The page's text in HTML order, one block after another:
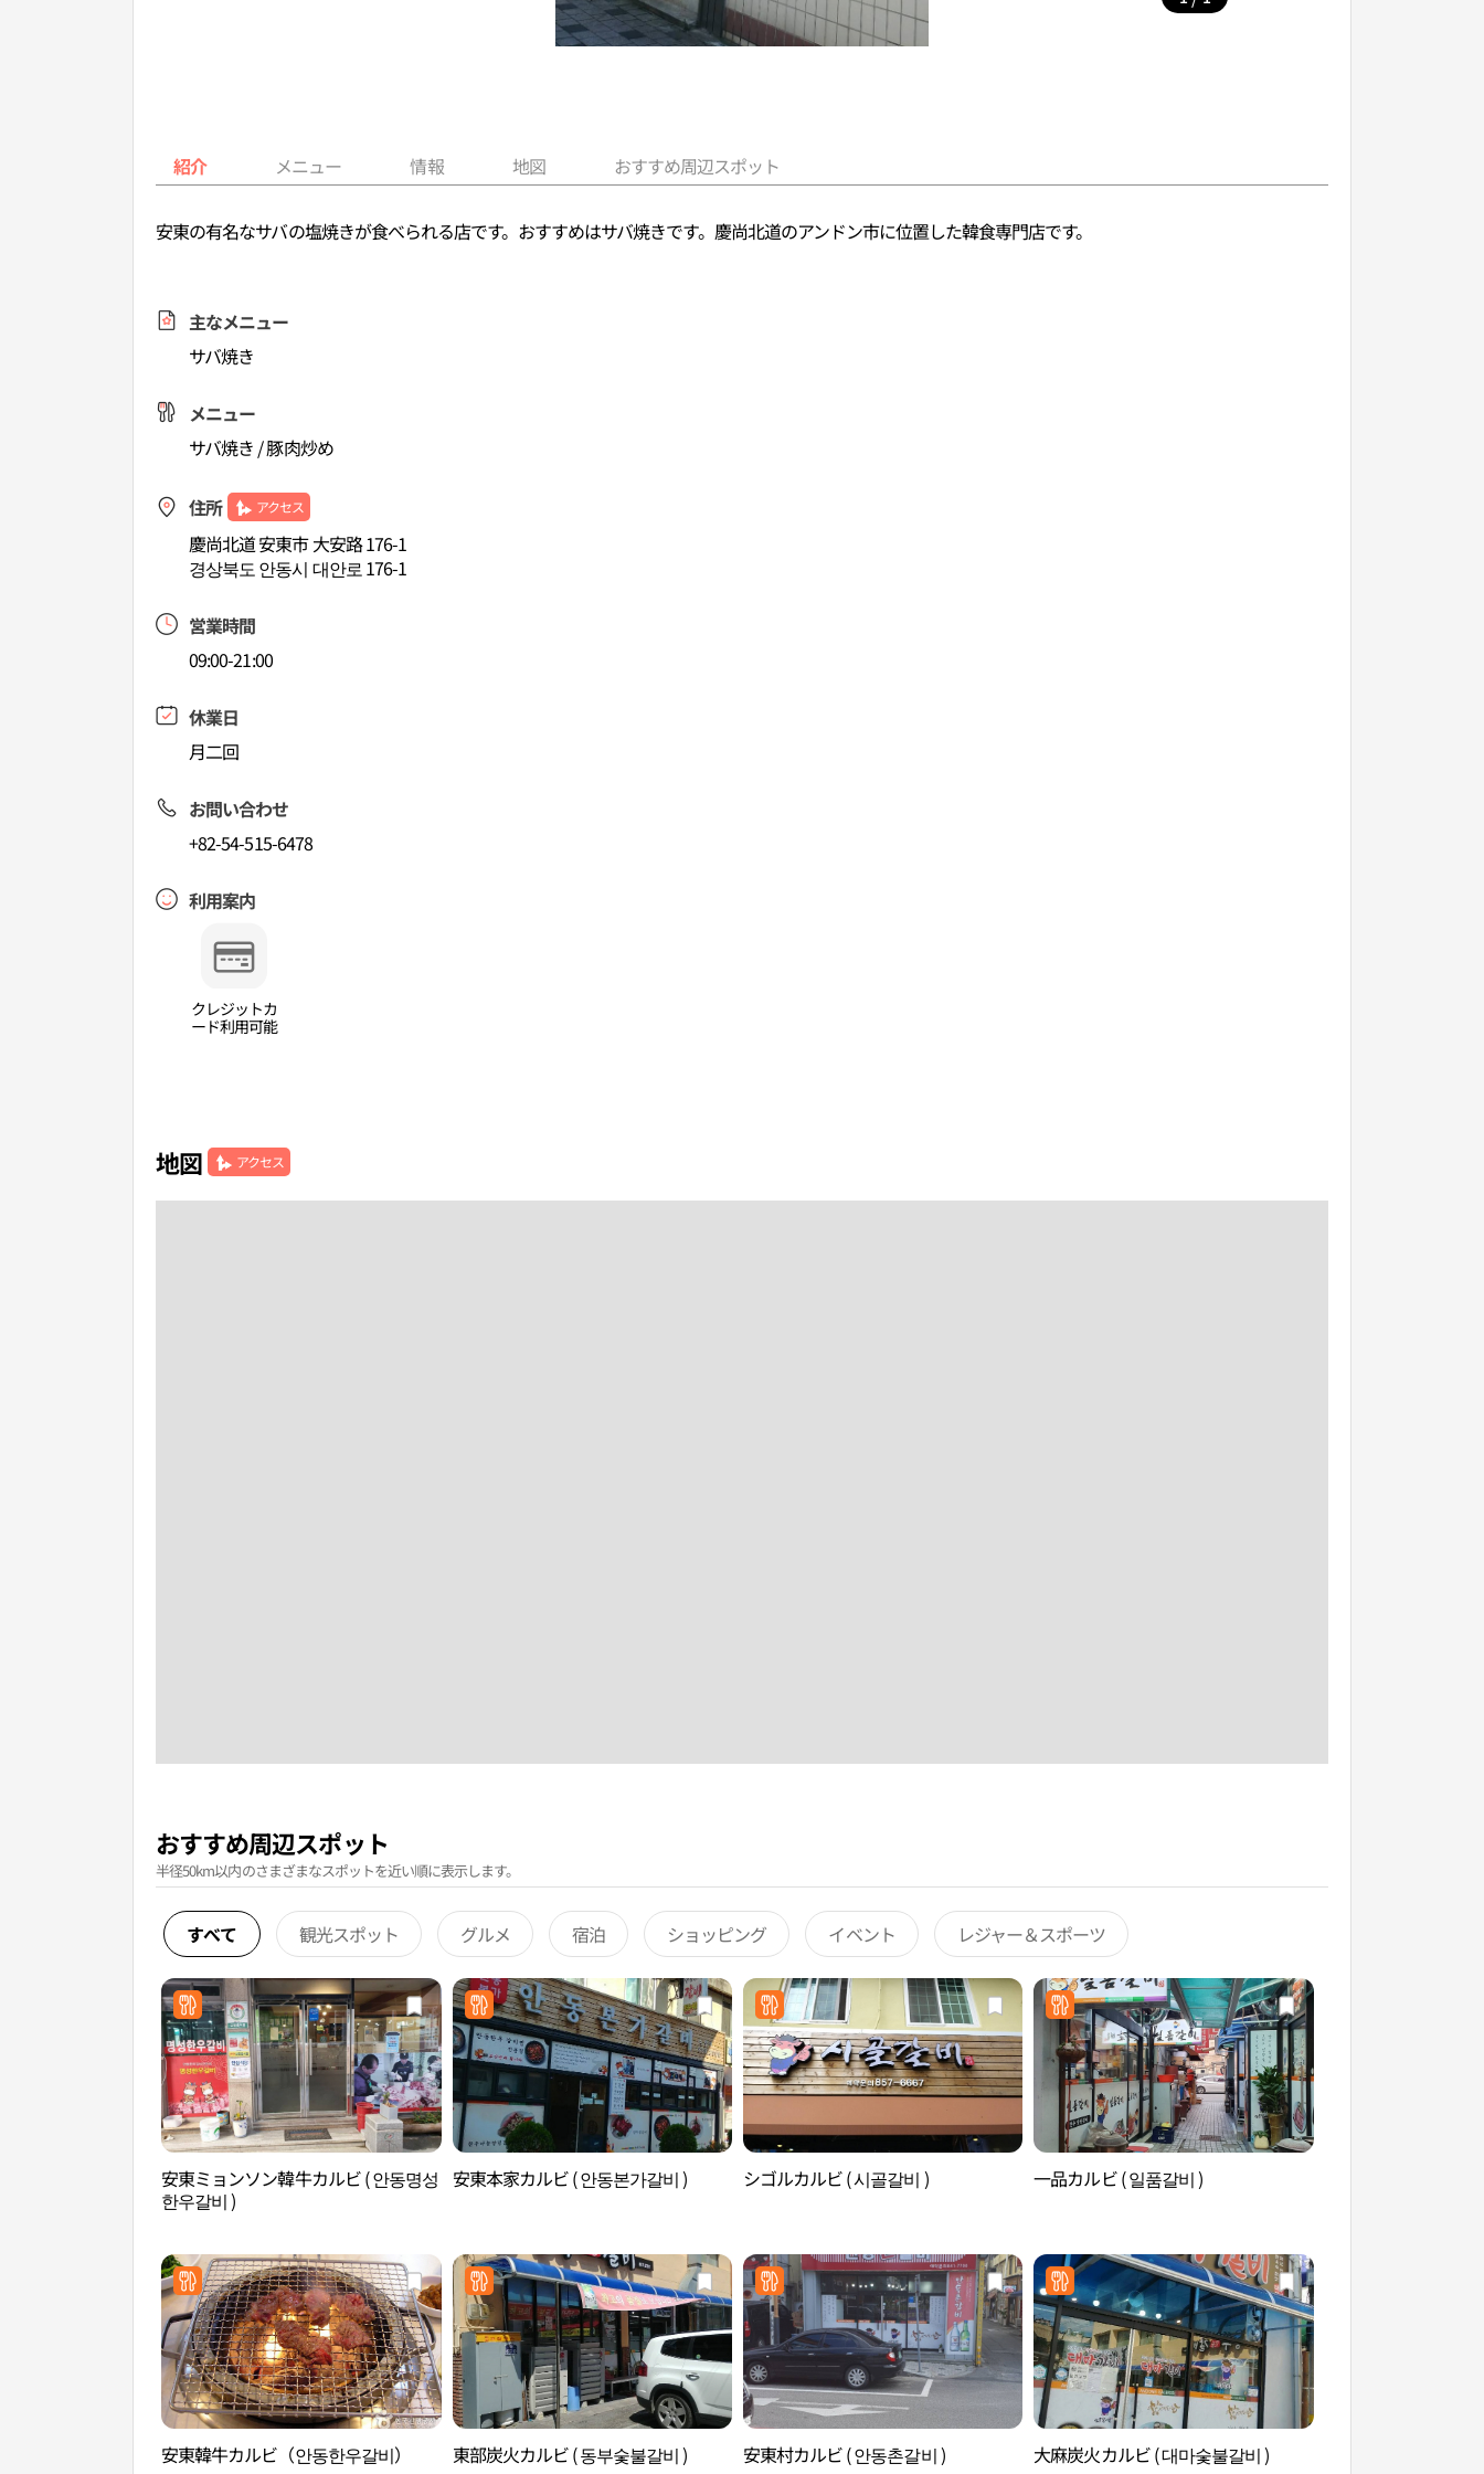
紹介 メニュー 情報 地図 おすすめ周辺スポット
安東の有名なサバの塩焼きが食べられる店です。おすすめはサバ焼きです。慶尚北道のアンドン市に位置した韓食専門店です。
主なメニュー
サバ焼き
メニュー
サバ焼き / 豚肉炒め
住所 アクセス
慶尚北道 安東市 大安路 176-1
경상북도 안동시 대안로 176-1
営業時間
09:00-21:00
休業日
月二回
お問い合わせ
+82-54-515-6478
利用案内
クレジットカ
ード利用可能
地図 アクセス
おすすめ周辺スポット
半径50km以内のさまざまなスポットを近い順に表示します。
すべて 観光スポット グルメ 宿泊 ショッピング イベント レジャー＆スポーツ
安東ミョンソン韓牛カルビ ( 안동명성
한우갈비 )
安東本家カルビ ( 안동본가갈비 ) シゴルカルビ ( 시골갈비 ) 一品カルビ ( 일품갈비 )
安東韓牛カルビ（안동한우갈비） 東部炭火カルビ ( 동부숯불갈비 ) 安東村カルビ ( 안동촌갈비 ) 大麻炭火カルビ ( 대마숯불갈비 )